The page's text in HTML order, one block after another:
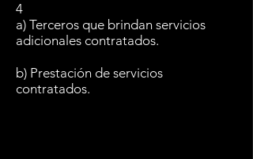
4
a) Terceros que brindan servicios
adicionales contratados.
b) Prestación de servicios
contratados.